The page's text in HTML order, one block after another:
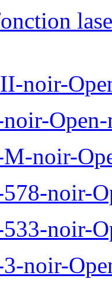
noir-
noir-
M-noir-
578-noir-
533-noir-
3-noir-